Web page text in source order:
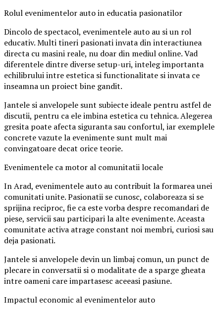
Rolul evenimentelor auto in educatia pasionatilor
Dincolo de spectacol, evenimentele auto au si un rol
educativ. Multi tineri pasionati invata din interactiunea
directa cu masini reale, nu doar din mediul online. Vad
diferentele dintre diverse setup-uri, inteleg importanta
echilibrului intre estetica si functionalitate si invata ce
inseamna un proiect bine gandit.
Jantele si anvelopele sunt subiecte ideale pentru astfel de
discutii, pentru ca ele imbina estetica cu tehnica. Alegerea
gresita poate afecta siguranta sau confortul, iar exemplele
concrete vazute la evenimente sunt mult mai
convingatoare decat orice teorie.
Evenimentele ca motor al comunitatii locale
In Arad, evenimentele auto au contribuit la formarea unei
comunitati unite. Pasionatii se cunosc, colaboreaza si se
sprijina reciproc, fie ca este vorba despre recomandari de
piese, servicii sau participari la alte evenimente. Aceasta
comunitate activa atrage constant noi membri, curiosi sau
deja pasionati.
Jantele si anvelopele devin un limbaj comun, un punct de
plecare in conversatii si o modalitate de a sparge gheata
intre oameni care impartasesc aceeasi pasiune.
Impactul economic al evenimentelor auto